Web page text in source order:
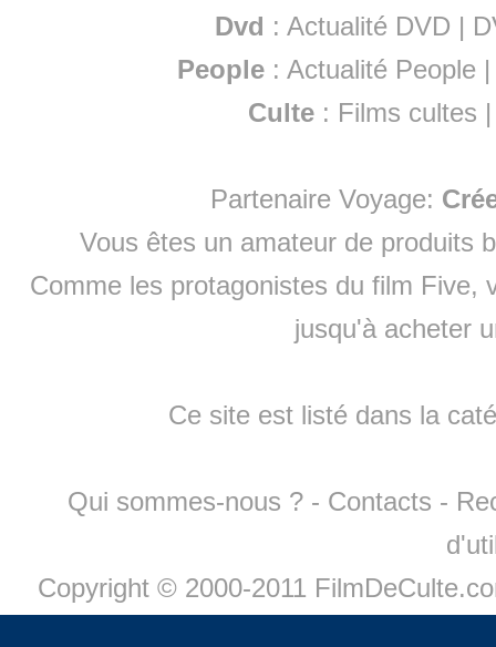
Dvd : Actualité DVD |
People :Actualité People
Culte : Films cultes
Partenaire Voyage:
Vous êtes un amateur de produits
Comme les protagonistes du film Five,
jusqu'à acheter
Ce site est listé dans la
Qui sommes-nous ? - Contacts -
Copyright © 2000-2011